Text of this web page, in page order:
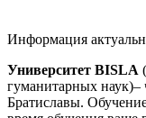
Информация
Университет BISLA
гуманитарных наук)–
Братиславы.